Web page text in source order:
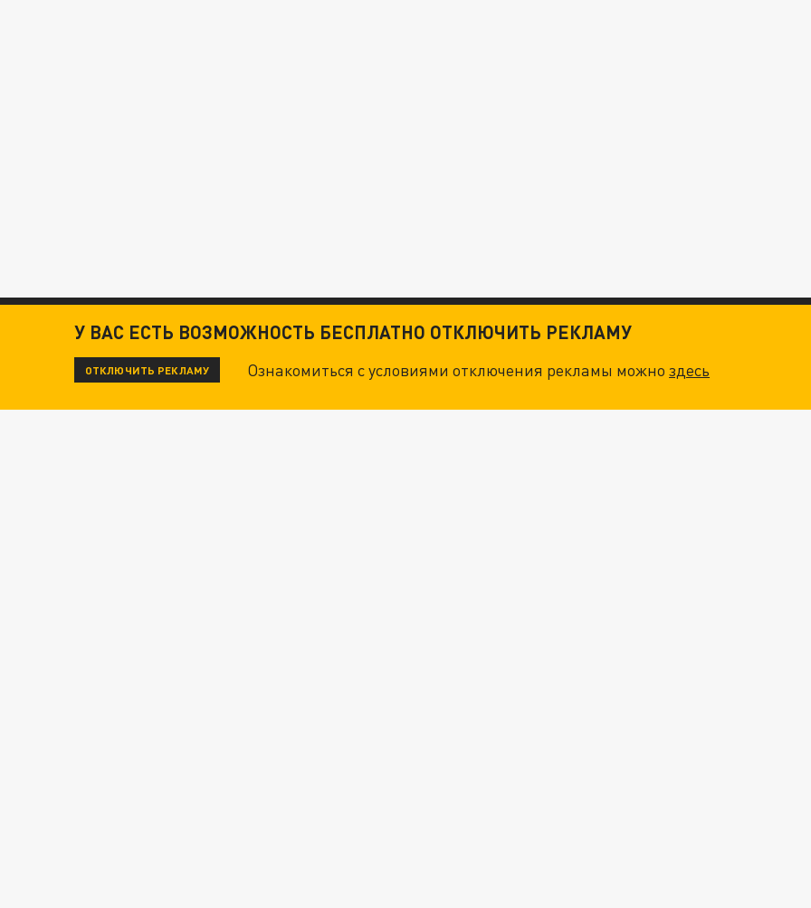
У ВАС ЕСТЬ ВОЗМОЖНОСТЬ БЕСПЛАТНО ОТКЛЮЧИТЬ РЕКЛАМУ
ОТКЛЮЧИТЬ РЕКЛАМУ Ознакомиться с условиями отключения рекламы можноздесь